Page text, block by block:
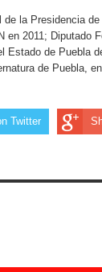
la Presidencia
2011; Diputado
Estado de Puebla
de Puebla,
Twitter